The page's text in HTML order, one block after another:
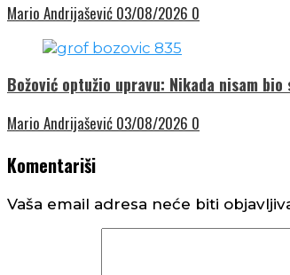
Mario Andrijašević 03/08/2026 0
Božović optužio upravu: Nikada nisam
Mario Andrijašević 03/08/2026 0
Komentariši
Vaša email adresa neće biti